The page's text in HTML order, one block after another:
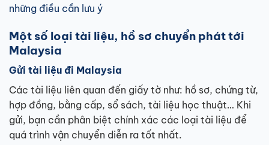
những điều cần lưu ý
Một số loại tài liệu, hồ sơ chuyển phát tới
Malaysia
Gửi tài liệu đi Malaysia
Các tài liệu liên quan đến giấy tờ như: hồ sơ, chứng từ,
hợp đồng, bằng cấp, sổ sách, tài liệu học thuật… Khi
gửi, bạn cần phân biệt chính xác các loại tài liệu để
quá trình vận chuyển diễn ra tốt nhất.